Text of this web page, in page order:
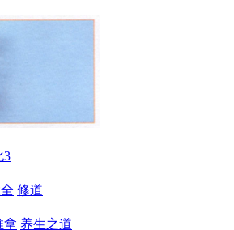
3
修道
拿 养生之道